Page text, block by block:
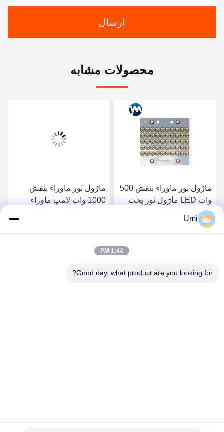
ارسال
محصولات مشابه
ماژول نور ماوراء بنفش 500
وات LED ماژول نور پخت
LED 395 نانومتر
بهترین قیمت را دریافت
ماژول نور ماوراء بنفش
1000 وات لامپ ماوراء
بهترین قیمت را دریافت
Umi
1:44 PM
Good day, what product are you looking for?